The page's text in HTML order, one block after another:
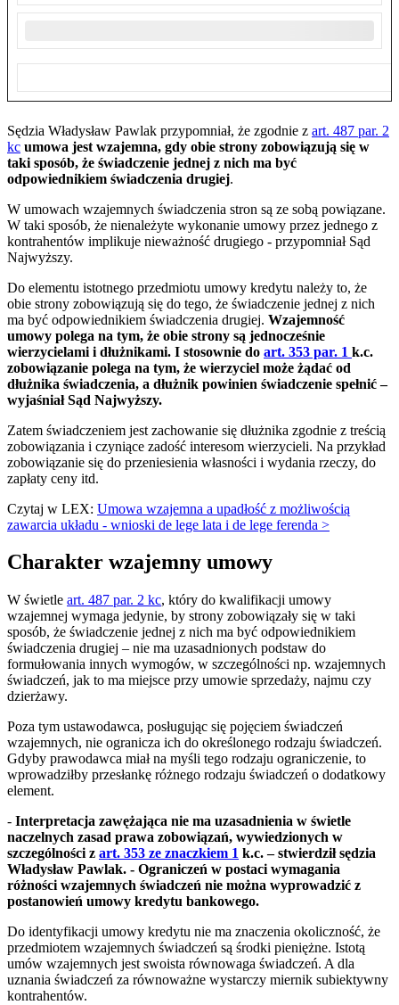
Sędzia Władysław Pawlak przypomniał, że zgodnie z art. 487 par. 2
kc umowa jest wzajemna, gdy obie strony zobowiązują się w
taki sposób, że świadczenie jednej z nich ma być
odpowiednikiem świadczenia drugiej.
W umowach wzajemnych świadczenia stron są ze sobą powiązane.
W taki sposób, że nienależyte wykonanie umowy przez jednego z
kontrahentów implikuje nieważność drugiego - przypomniał Sąd
Najwyższy.
Do elementu istotnego przedmiotu umowy kredytu należy to, że
obie strony zobowiązują się do tego, że świadczenie jednej z nich
ma być odpowiednikiem świadczenia drugiej. Wzajemność
umowy polega na tym, że obie strony są jednocześnie
wierzycielami i dłużnikami. I stosownie do art. 353 par. 1 k.c.
zobowiązanie polega na tym, że wierzyciel może żądać od
dłużnika świadczenia, a dłużnik powinien świadczenie spełnić –
wyjaśniał Sąd Najwyższy.
Zatem świadczeniem jest zachowanie się dłużnika zgodnie z treścią
zobowiązania i czyniące zadość interesom wierzycieli. Na przykład
zobowiązanie się do przeniesienia własności i wydania rzeczy, do
zapłaty ceny itd.
Czytaj w LEX: Umowa wzajemna a upadłość z możliwością
zawarcia układu - wnioski de lege lata i de lege ferenda >
Charakter wzajemny umowy
W świetle art. 487 par. 2 kc, który do kwalifikacji umowy
wzajemnej wymaga jedynie, by strony zobowiązały się w taki
sposób, że świadczenie jednej z nich ma być odpowiednikiem
świadczenia drugiej – nie ma uzasadnionych podstaw do
formułowania innych wymogów, w szczególności np. wzajemnych
świadczeń, jak to ma miejsce przy umowie sprzedaży, najmu czy
dzierżawy.
Poza tym ustawodawca, posługując się pojęciem świadczeń
wzajemnych, nie ogranicza ich do określonego rodzaju świadczeń.
Gdyby prawodawca miał na myśli tego rodzaju ograniczenie, to
wprowadziłby przesłankę różnego rodzaju świadczeń o dodatkowy
element.
- Interpretacja zawężająca nie ma uzasadnienia w świetle
naczelnych zasad prawa zobowiązań, wywiedzionych w
szczególności z art. 353 ze znaczkiem 1 k.c. – stwierdził sędzia
Władysław Pawlak. - Ograniczeń w postaci wymagania
różności wzajemnych świadczeń nie można wyprowadzić z
postanowień umowy kredytu bankowego.
Do identyfikacji umowy kredytu nie ma znaczenia okoliczność, że
przedmiotem wzajemnych świadczeń są środki pieniężne. Istotą
umów wzajemnych jest swoista równowaga świadczeń. A dla
uznania świadczeń za równoważne wystarczy miernik subiektywny
kontrahentów.